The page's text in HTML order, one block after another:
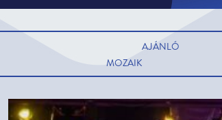
AJÁNLÓ
MOZAIK